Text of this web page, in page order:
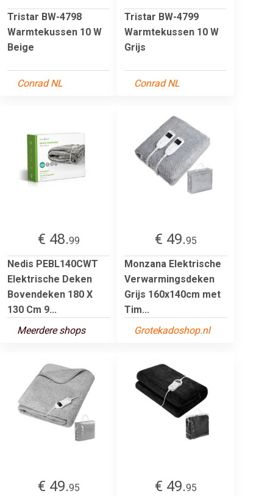
Tristar BW-4798
Warmtekussen 10 W
Beige
Conrad NL
Tristar BW-4799
Warmtekussen 10 W
Grijs
Conrad NL
€ 48.99
Nedis PEBL140CWT
Elektrische Deken
Bovendeken 180 X
130 Cm 9...
Meerdere shops
€ 49.95
Monzana Elektrische
Verwarmingsdeken
Grijs 160x140cm met
Tim...
Grotekadoshop.nl
€ 49.95 € 49.95